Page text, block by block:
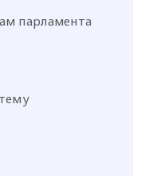
парламента